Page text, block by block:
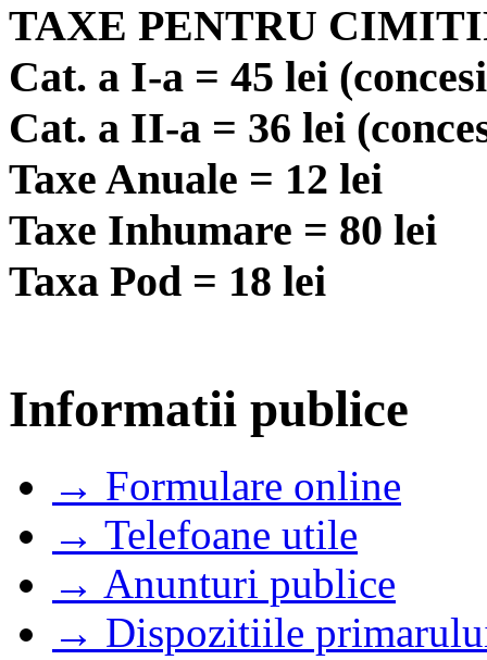
TAXE PENTRU
Cat. a I-a = 45 lei
Cat. a II-a = 36 lei
Taxe Anuale = 12 lei
Taxe Inhumare = 80 lei
Taxa Pod = 18 lei
Informatii publice
→ Formulare online
→ Telefoane utile
→ Anunturi publice
→ Dispozitiile